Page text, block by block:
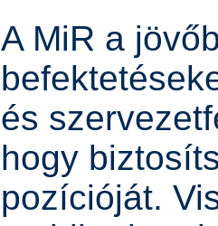
A MiR a
és
hogy
pozícióját.